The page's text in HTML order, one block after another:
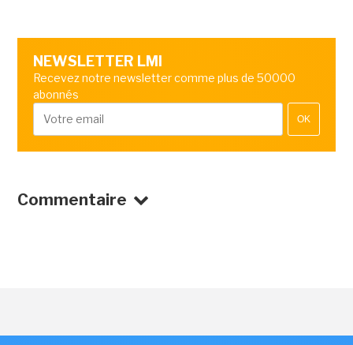
NEWSLETTER LMI
Recevez notre newsletter comme plus de 50000
abonnés
OK
Commentaire